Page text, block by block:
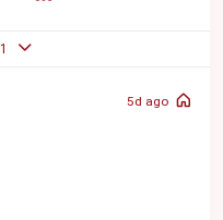
5d ago